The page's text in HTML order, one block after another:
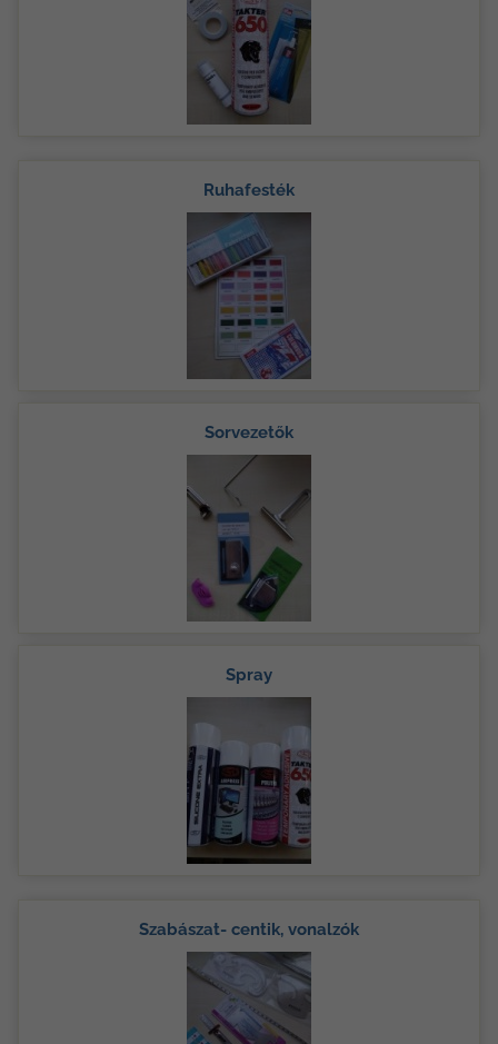
Ruhafesték
Sorvezetők
Spray
Szabászat- centik, vonalzók